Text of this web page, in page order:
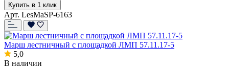
Купить в 1 клик
Арт. LesMaSP-6163
Марш лестничный с площадкой ЛМП 57.11.17-5
5,0
В наличии